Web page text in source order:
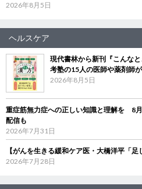
2026年8月5日
ヘルスケア
現代書林から新刊『こんな
考塾の15人の医師や薬剤師
2026年8月5日
重症筋無力症への正しい知識と理解を 8
配信も
2026年7月31日
【がんを生きる緩和ケア医・大橋洋平「
2026年7月28日